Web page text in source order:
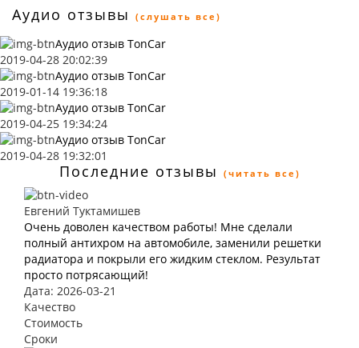
Аудио отзывы (слушать все)
Аудио отзыв TonCar
2019-04-28 20:02:39
Аудио отзыв TonCar
2019-01-14 19:36:18
Аудио отзыв TonCar
2019-04-25 19:34:24
Аудио отзыв TonCar
2019-04-28 19:32:01
Последние отзывы (читать все)
Евгений Туктамишев
Очень доволен качеством работы! Мне сделали
полный антихром на автомобиле, заменили решетки
радиатора и покрыли его жидким стеклом. Результат
просто потрясающий!
Дата: 2026-03-21
Качество
Стоимость
Сроки